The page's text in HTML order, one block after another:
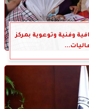
وفنية وتوعوية بمركز